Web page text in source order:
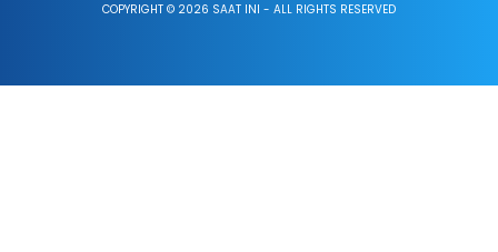
COPYRIGHT © 2026 SAAT INI - ALL RIGHTS RESERVED